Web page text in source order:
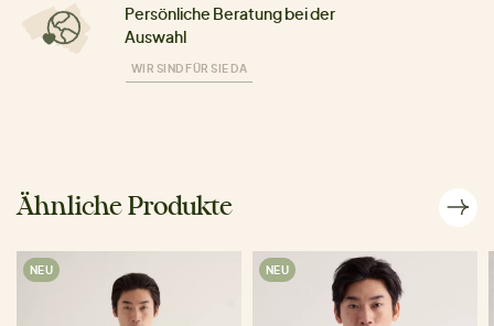
Persönliche Beratung bei der
Auswahl
WIR SIND FÜR SIE DA
Ähnliche Produkte
NEU NEU